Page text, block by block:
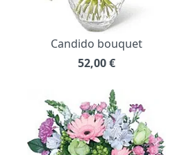
Candido bouquet
52,00€